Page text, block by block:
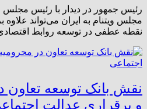
رئیس جمهور در دیدار با رئیس
مجلس ویتنام به ایران می‌تواند علاوه
نقطه عطفی در توسعه روابط
نقش بانک توسعه تعاون
و برقراری عدالت